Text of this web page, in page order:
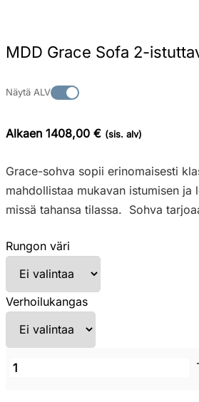
MDD Grace Sofa 2-
Näytä ALV
Alkaen 1408,00 € (sis. alv)
Grace-sohva sopii erinomaisesti
mahdollistaa mukavan istumisen
missä tahansa tilassa. Sohva
Rungon väri
Verhoilukangas
MDD